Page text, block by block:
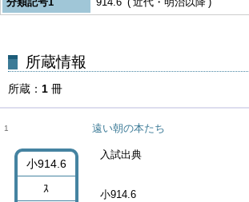
所蔵 1 冊
1
小914.6
ｽ
遠い朝の本たち
入試出典
小914.6